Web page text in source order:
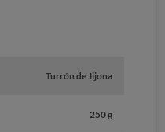
Turrón de Jijona
250 g